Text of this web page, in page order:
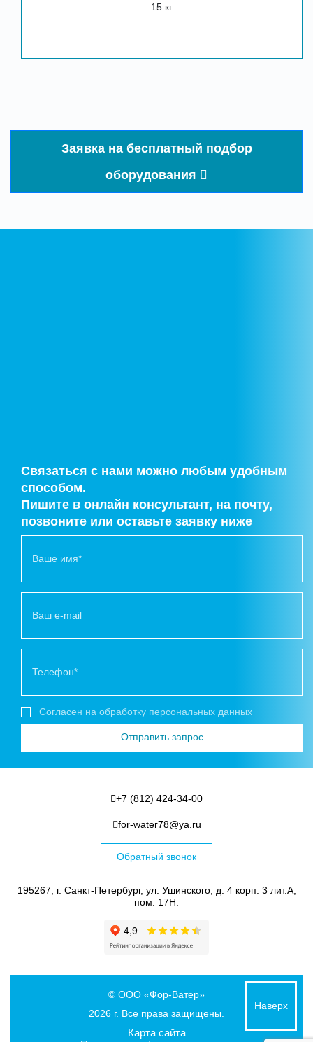
15 кг.
Заявка на бесплатный подбор
оборудования
Связаться с нами можно любым удобным
способом.
Пишите в онлайн консультант, на почту,
позвоните или оставьте заявку ниже
Согласен на обработку персональных данных
+7 (812) 424-34-00
for-water78@ya.ru
Обратный звонок
195267, г. Санкт-Петербург, ул. Ушинского, д. 4 корп. 3 лит.А,
пом. 17Н.
© ООО «Фор-Ватер»
2026 г. Все права защищены.
Карта сайта
Наверх